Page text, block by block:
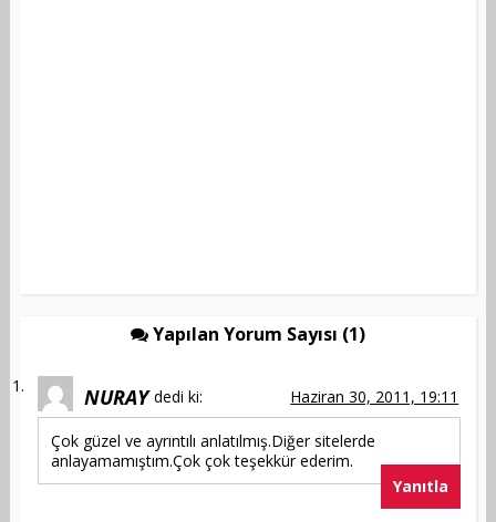
Yapılan Yorum Sayısı (1)
NURAY dedi ki: Haziran 30, 2011, 19:11
Çok güzel ve ayrıntılı anlatılmış.Diğer sitelerde
anlayamamıştım.Çok çok teşekkür ederim.
Yanıtla